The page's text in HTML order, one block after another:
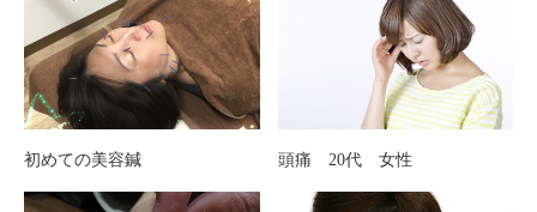
初めての美容鍼 頭痛 20代 女性